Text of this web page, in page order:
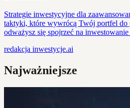
Strategie inwestycyjne dla
taktyki, które wywrócą Twój portfel do
odważysz się spojrzeć na inwestowanie
redakcja inwestycje.ai
Najważniejsze